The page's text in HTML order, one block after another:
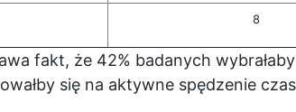
8
fakt, że 42% badanych
się na aktywne spędzenie